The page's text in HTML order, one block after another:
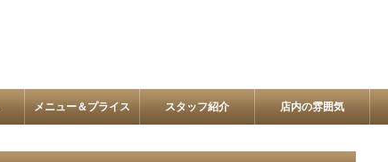
メニュー＆プライス スタッフ紹介 店内の雰囲気